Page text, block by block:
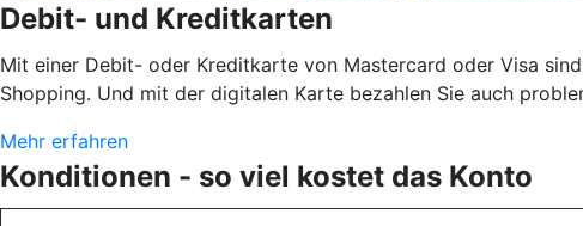
Debit- und Kreditkarten
Mit einer Debit- oder Kreditkarte von Mastercard oder Visa
Shopping. Und mit der digitalen Karte bezahlen Sie auch
Mehr erfahren
Konditionen - so viel kostet das Konto